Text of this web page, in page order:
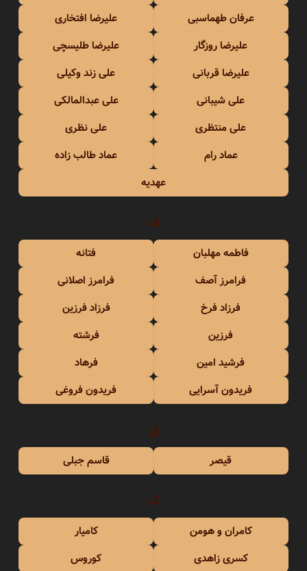
عرفان طهماسبی
علیرضا افتخاری
علیرضا روزگار
علیرضا طلیسچی
علیرضا قربانی
علی زند وکیلی
علی شیبانی
علی عبدالمالکی
علی منتظری
علی نظری
عماد رام
عماد طالب زاده
عهدیه
ف
فاطمه مهلبان
فتانه
فرامرز آصف
فرامرز اصلانی
فرزاد فرخ
فرزاد فرزین
فرزین
فرشته
فرشید امین
فرهاد
فریدون آسرایی
فریدون فروغی
ق
قیصر قاسم جبلی
ک
کامران و هومن
کامیار
کسری زاهدی
کوروس